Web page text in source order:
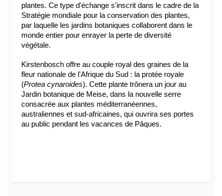
plantes. Ce type d'échange s'inscrit dans le cadre de la
Stratégie mondiale pour la conservation des plantes,
par laquelle les jardins botaniques collaborent dans le
monde entier pour enrayer la perte de diversité
végétale.
Kirstenbosch offre au couple royal des graines de la
fleur nationale de l'Afrique du Sud : la protée royale
(Protea cynaroides). Cette plante trônera un jour au
Jardin botanique de Meise, dans la nouvelle serre
consacrée aux plantes méditerranéennes,
australiennes et sud-africaines, qui ouvrira ses portes
au public pendant les vacances de Pâques.